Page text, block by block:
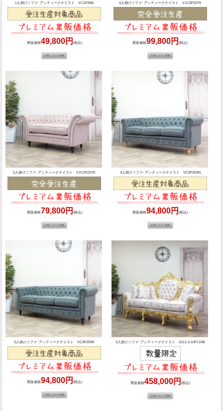
1人掛けソファ･アンティークテイスト VC1P94K
業販価格49,800円 (税込)
3人掛けソファ･アンティークテイスト VJC3F237K
業販価格99,800円(税込)
2人掛けソファ･アンティークテイスト VJC2F237K
業販価格79,800円 (税込)
3人掛けソファ･アンティークテイスト VC3F259N
業販価格94,800円(税込)
3人掛けソファ･アンティークテイスト VC3F259K
業販価格94,800円 (税込)
3人掛けソファ･アンティークテイスト 1011-3-10F116B
業販価格458,000円 (税込)